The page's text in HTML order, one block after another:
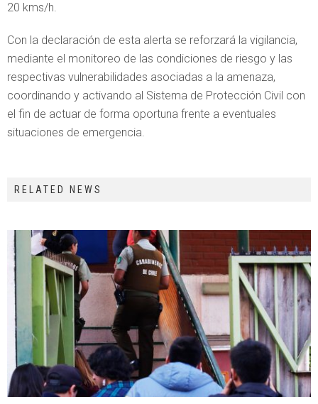
20 kms/h.
Con la declaración de esta alerta se reforzará la vigilancia,
mediante el monitoreo de las condiciones de riesgo y las
respectivas vulnerabilidades asociadas a la amenaza,
coordinando y activando al Sistema de Protección Civil con
el fin de actuar de forma oportuna frente a eventuales
situaciones de emergencia.
RELATED NEWS